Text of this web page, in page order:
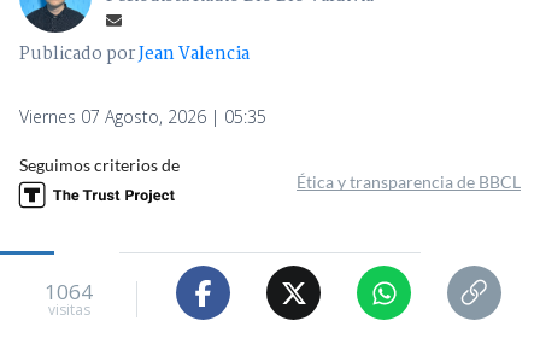
Publicado porJean Valencia
Viernes 07 Agosto, 2026 | 05:35
Seguimos criterios de
Ética y transparencia de BBCL
1064
visitas